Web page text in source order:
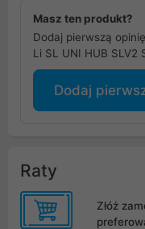
Masz ten produkt?
Dodaj pierwszą
Li SL UNI HUB SLV2
Dodaj
Raty
Złóż